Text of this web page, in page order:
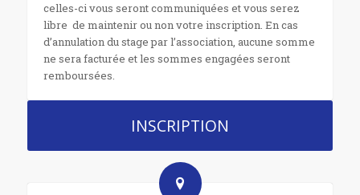
celles-ci vous seront communiquées et vous serez
libre de maintenir ou non votre inscription. En cas
d’annulation du stage par l’association, aucune somme
ne sera facturée et les sommes engagées seront
remboursées.
INSCRIPTION